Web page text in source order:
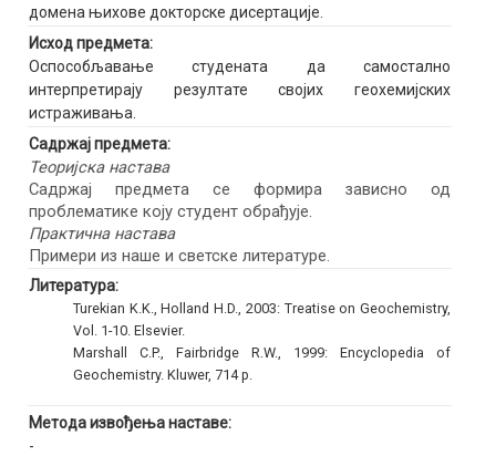
домена њихове докторске дисертације.
Исход предмета:
Оспособљавање студената да самостално
интерпретирају резултате својих геохемијских
истраживања.
Садржај предмета:
Теоријска настава
Садржај предмета се формира зависно од
проблематике коју студент обрађује.
Практична настава
Примери из наше и светске литературе.
Литература:
Turekian K.K., Holland H.D., 2003: Treatise on Geochemistry,
Vol. 1-10. Elsevier.
Marshall C.P., Fairbridge R.W., 1999: Encyclopedia of
Geochemistry. Kluwer, 714 p.
Метода извођења наставе:
-